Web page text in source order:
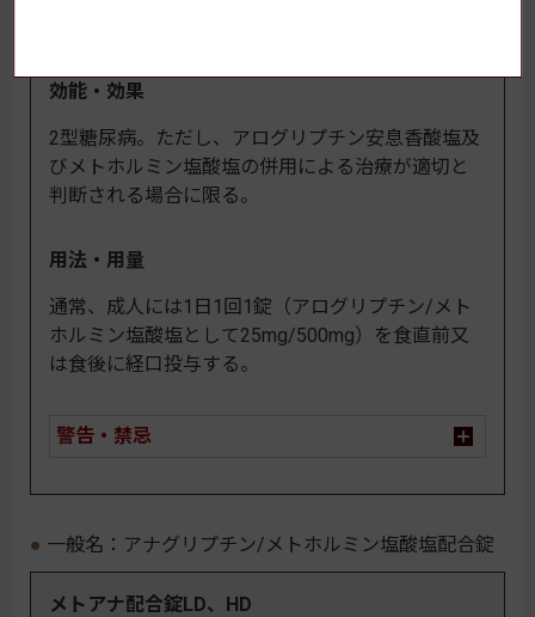
効能・効果
2型糖尿病。ただし、アログリプチン安息香酸塩及
びメトホルミン塩酸塩の併用による治療が適切と
判断される場合に限る。
用法・用量
通常、成人には1日1回1錠（アログリプチン/メト
ホルミン塩酸塩として25mg/500mg）を食直前又
は食後に経口投与する。
警告・禁忌
一般名：アナグリプチン/メトホルミン塩酸塩配合錠
メトアナ配合錠LD、HD